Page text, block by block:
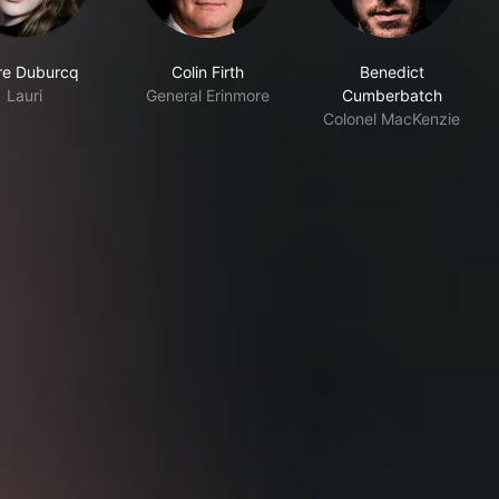
Duburcq
Lauri
Colin Firth
General Erinmore
Benedict
Cumberbatch
Colonel MacKenzie